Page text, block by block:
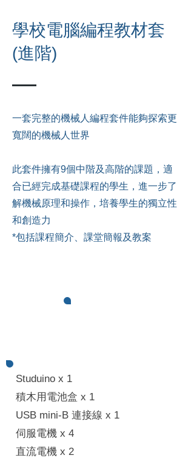
​學校電腦編程教材套
(進階)
一套完整的機械人編程套件能夠探索更
寬闊的機械人世界
​此套件擁有9個中階及高階的課題，適
合已經完成基礎課程的學生，進一步了
解機械原理和操作，培養學生的獨立性
和創造力
*包括課程簡介、課堂簡報及教案
Studuino x 1
積木用電池盒 x 1
USB mini-B 連接線 x 1
​伺服電機 x 4
直流電機 x 2